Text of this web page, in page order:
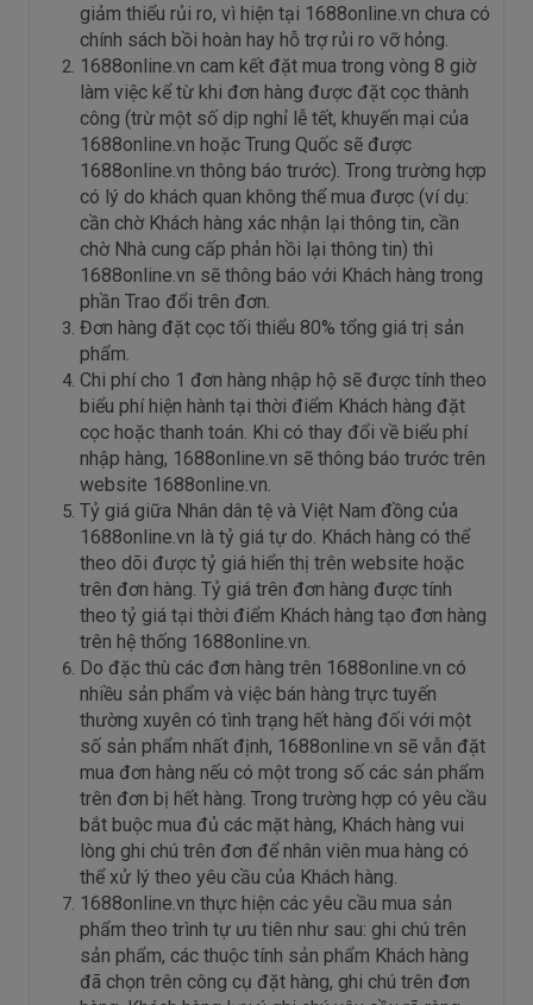
giảm thiểu rủi ro, vì hiện tại 1688online.vn chưa có
chính sách bồi hoàn hay hỗ trợ rủi ro vỡ hỏng.
1688online.vn cam kết đặt mua trong vòng 8 giờ
làm việc kể từ khi đơn hàng được đặt cọc thành
công (trừ một số dịp nghỉ lễ tết, khuyến mại của
1688online.vn hoặc Trung Quốc sẽ được
1688online.vn thông báo trước). Trong trường hợp
có lý do khách quan không thể mua được (ví dụ:
cần chờ Khách hàng xác nhận lại thông tin, cần
chờ Nhà cung cấp phản hồi lại thông tin) thì
1688online.vn sẽ thông báo với Khách hàng trong
phần Trao đổi trên đơn.
Đơn hàng đặt cọc tối thiểu 80% tổng giá trị sản
phẩm.
Chi phí cho 1 đơn hàng nhập hộ sẽ được tính theo
biểu phí hiện hành tại thời điểm Khách hàng đặt
cọc hoặc thanh toán. Khi có thay đổi về biểu phí
nhập hàng, 1688online.vn sẽ thông báo trước trên
website 1688online.vn.
Tỷ giá giữa Nhân dân tệ và Việt Nam đồng của
1688online.vn là tỷ giá tự do. Khách hàng có thể
theo dõi được tỷ giá hiển thị trên website hoặc
trên đơn hàng. Tỷ giá trên đơn hàng được tính
theo tỷ giá tại thời điểm Khách hàng tạo đơn hàng
trên hệ thống 1688online.vn.
Do đặc thù các đơn hàng trên 1688online.vn có
nhiều sản phẩm và việc bán hàng trực tuyến
thường xuyên có tình trạng hết hàng đối với một
số sản phẩm nhất định, 1688online.vn sẽ vẫn đặt
mua đơn hàng nếu có một trong số các sản phẩm
trên đơn bị hết hàng. Trong trường hợp có yêu cầu
bắt buộc mua đủ các mặt hàng, Khách hàng vui
lòng ghi chú trên đơn để nhân viên mua hàng có
thể xử lý theo yêu cầu của Khách hàng.
1688online.vn thực hiện các yêu cầu mua sản
phẩm theo trình tự ưu tiên như sau: ghi chú trên
sản phẩm, các thuộc tính sản phẩm Khách hàng
đã chọn trên công cụ đặt hàng, ghi chú trên đơn